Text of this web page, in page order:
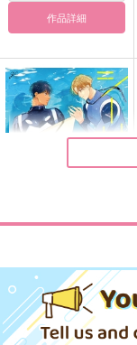
サンプル
ハッピートドイズバレ
ンタイン
しゃけフレーク
日常のファ環3
円（税込）
カート
作品詳細
一迅社
847円（税込）